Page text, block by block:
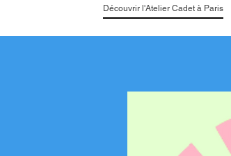
Découvrir l'Atelier Cadet à Paris